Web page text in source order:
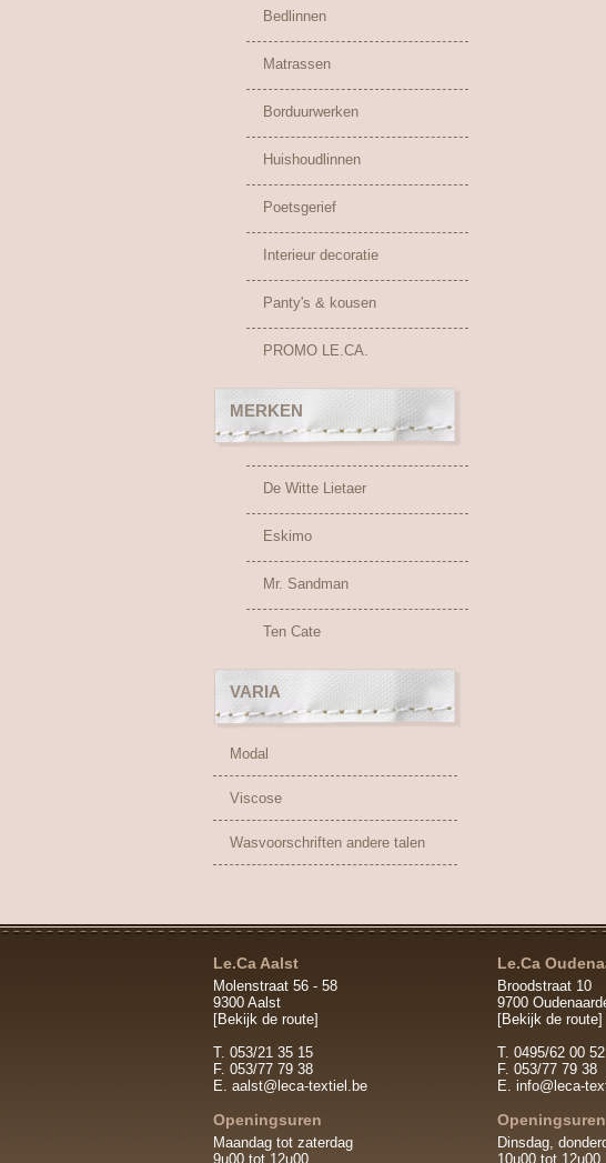
Bedlinnen
Matrassen
Borduurwerken
Huishoudlinnen
Poetsgerief
Interieur decoratie
Panty's & kousen
PROMO LE.CA.
MERKEN
De Witte Lietaer
Eskimo
Mr. Sandman
Ten Cate
VARIA
Modal
Viscose
Wasvoorschriften andere talen
Le.Ca Aalst
Molenstraat 56 - 58
9300 Aalst
[Bekijk de route]
T. 053/21 35 15
F. 053/77 79 38
E. aalst@leca-textiel.be
Openingsuren
Maandag tot zaterdag
9u00 tot 12u00
Le.Ca
Broodstraat 10
9700
[Bekijk de route]
T. 0495/62 00 52
F. 053/77 79 38
E. info@leca-
Openingsuren
Dinsdag,
10u00 tot 12u00